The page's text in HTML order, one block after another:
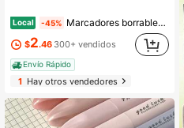
Local -45% Marcadores borrables en seco EXPO, tinta de bajo olor, colores surtidos, punta biselada, paquete de 4 - Pizarra blanca, calendario, organización, suministros esenciales para oficina, escuela, aula, maestros
$2.46 300+ vendidos
Envío Rápido
1Hay otros vendedores